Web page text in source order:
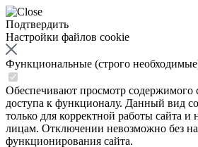
Подтвердить
Настройки файлов cookie
Функциональные (строго
Обеспечивают просмотр содержимого
доступа к функционалу. Данный вид
только для корректной работы сайта и
лицам. Отключении невозможно без
функционирования сайта.